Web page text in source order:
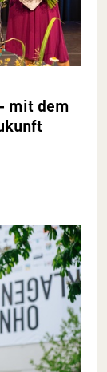
mit dem